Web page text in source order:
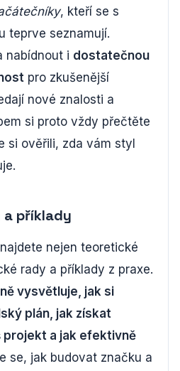
, kteří se s
teprve seznamují.
nabídnout i dostatečnou
pro zkušenější
nové znalosti a
si proto vždy přečtěte
si ověřili, zda vám styl
příklady
nejen teoretické
rady a příklady z praxe.
vysvětluje, jak si
plán, jak získat
projekt a jak efektivně
se, jak budovat značku a